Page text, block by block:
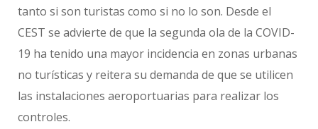
tanto si son turistas como si no lo son. Desde el
CEST se advierte de que la segunda ola de la COVID-
19 ha tenido una mayor incidencia en zonas urbanas
no turísticas y reitera su demanda de que se utilicen
las instalaciones aeroportuarias para realizar los
controles.